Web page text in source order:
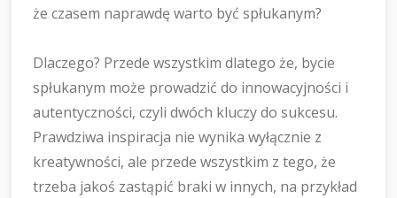
że czasem naprawdę warto być spłukanym?
Dlaczego? Przede wszystkim dlatego że, bycie
spłukanym może prowadzić do innowacyjności i
autentyczności, czyli dwóch kluczy do sukcesu.
Prawdziwa inspiracja nie wynika wyłącznie z
kreatywności, ale przede wszystkim z tego, że
trzeba jakoś zastąpić braki w innych, na przykład